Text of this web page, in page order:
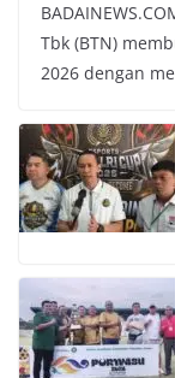
Tbk (BTN)
2026 dengan